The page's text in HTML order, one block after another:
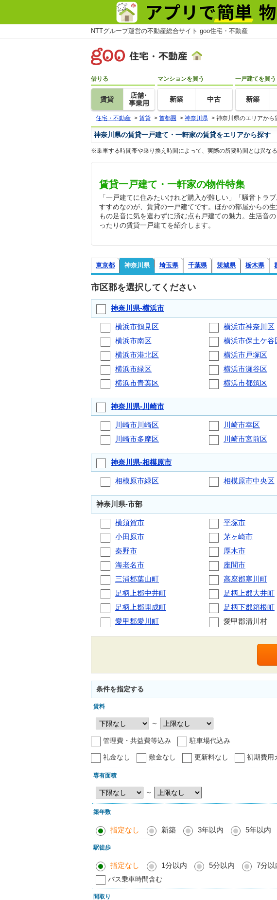
NTTグループ運営の不動産総合サイト goo住宅・不動産
借りる
賃貸
店舗･
事業用
マンションを買う
新築 中古
一戸建てを買う
新築
住宅・不動産 > 賃貸 > 首都圏 > 神奈川県 > 神奈川県のエリアから
神奈川県の賃貸一戸建て・一軒家の賃貸をエリアから探す
※乗車する時間帯や乗り換え時間によって、実際の所要時間とは異な
賃貸一戸建て・一軒家の物件特集
「一戸建てに住みたいけれど購入が難しい」「騒音トラ
すすめなのが、賃貸の一戸建てです。ほかの部屋からの
もの足音に気を遣わずに済む点も戸建ての魅力。生活音
ったりの賃貸一戸建てを紹介します。
東京都 神奈川県 埼玉県 千葉県 茨城県 栃木県
市区郡を選択してください
神奈川県-横浜市
横浜市鶴見区 横浜市神奈川区
横浜市南区
横浜市保土ケ谷
横浜市港北区
横浜市戸塚区
横浜市緑区
横浜市瀬谷区
横浜市青葉区
横浜市都筑区
神奈川県-川崎市
川崎市川崎区 川崎市幸区
川崎市多摩区
川崎市宮前区
神奈川県-相模原市
相模原市緑区 相模原市中央区
神奈川県-市部
横須賀市 平塚市
小田原市
茅ヶ崎市
秦野市
厚木市
海老名市
座間市
三浦郡葉山町
高座郡寒川町
足柄上郡中井町
足柄上郡大井町
足柄上郡開成町
足柄下郡箱根町
愛甲郡愛川町
愛甲郡清川村
条件を指定する
賃料
～
管理費・共益費等込み 駐車場代込み
礼金なし 敷金なし 更新料なし 初期費用
専有面積
～
築年数
指定なし 新築 3年以内 5年以内
駅徒歩
指定なし 1分以内 5分以内 7分以
バス乗車時間含む
間取り